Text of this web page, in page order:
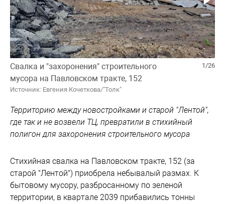
1/26
Свалка и "захоронения" строительного
мусора на Павловском тракте, 152
Источник: Евгения Кочеткова/"Толк"
Территорию между новостройками и старой "Лентой",
где так и не возвели ТЦ, превратили в стихийный
полигон для захоронения строительного мусора
Стихийная свалка на Павловском тракте, 152 (за
старой "Лентой") приобрела небывалый размах. К
бытовому мусору, разбросанному по зеленой
территории, в квартале 2039 прибавились тонны